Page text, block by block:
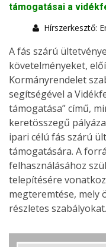
támogatásai a
Hírszerkesztő:
A fás szárú
követelményeket,
Kormányrendelet
segítségével a
támogatása” című,
keretösszegű
ipari célú fás szárú
támogatására. A
felhasználásához
telepítésére
megteremtése, mely
részletes szabályokat.